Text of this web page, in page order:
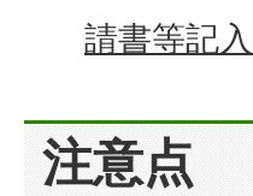
請書等記
注意点